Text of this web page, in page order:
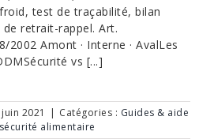
test de traçabilité, bilan
retrait-rappel. Art.
2002 Amont · Interne · AvalLes
vs [...]
2021 | Catégories : Guides & aide
alimentaire